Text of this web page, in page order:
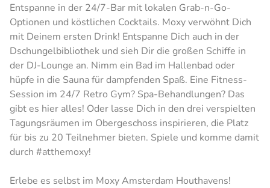
Entspanne in der 24/7-Bar mit lokalen Grab-n-Go-
Optionen und köstlichen Cocktails. Moxy verwöhnt Dich
mit Deinem ersten Drink! Entspanne Dich auch in der
Dschungelbibliothek und sieh Dir die großen Schiffe in
der DJ-Lounge an. Nimm ein Bad im Hallenbad oder
hüpfe in die Sauna für dampfenden Spaß. Eine Fitness-
Session im 24/7 Retro Gym? Spa-Behandlungen? Das
gibt es hier alles! Oder lasse Dich in den drei verspielten
Tagungsräumen im Obergeschoss inspirieren, die Platz
für bis zu 20 Teilnehmer bieten. Spiele und komme damit
durch #atthemoxy!
Erlebe es selbst im Moxy Amsterdam Houthavens!